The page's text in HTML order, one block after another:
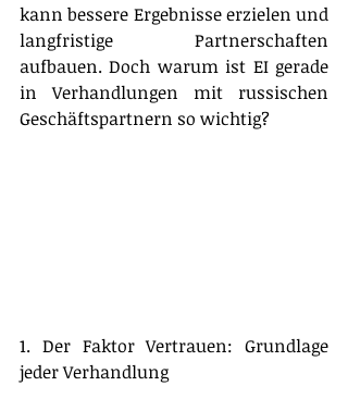
kann bessere Ergebnisse erzielen und
langfristige Partnerschaften
aufbauen. Doch warum ist EI gerade
in Verhandlungen mit russischen
Geschäftspartnern so wichtig?
1. Der Faktor Vertrauen: Grundlage
jeder Verhandlung